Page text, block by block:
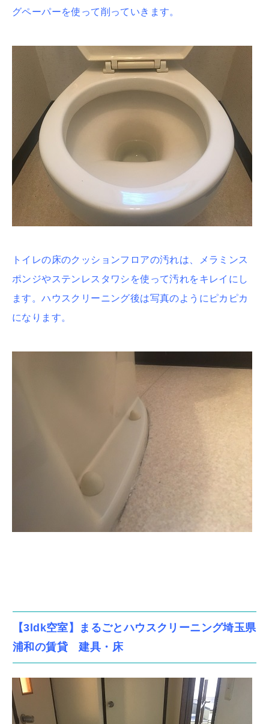
グペーパーを使って削っていきます。
トイレの床のクッションフロアの汚れは、メラミンス
ポンジやステンレスタワシを使って汚れをキレイにし
ます。ハウスクリーニング後は写真のようにピカピカ
になります。
【3ldk空室】まるごとハウスクリーニング埼玉県
浦和の賃貸 建具・床